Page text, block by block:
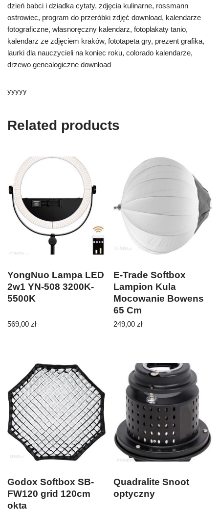
dzień babci i dziadka cytaty, zdjęcia kulinarne, rossmann
ostrowiec, program do przeróbki zdjęć download, kalendarze
fotograficzne, własnoręczny kalendarz, fotoplakaty tanio,
kalendarz ze zdjęciem kraków, fototapeta gry, prezent grafika,
laurki dla nauczycieli na koniec roku, colorado kalendarze,
drzewo genealogiczne download
yyyyy
Related products
YongNuo Lampa LED
2w1 YN-508 3200K-
5500K
569,00 zł
E-Trade Softbox
Lampion Kula
Mocowanie Bowens
65 Cm
249,00zł
Godox Softbox SB-
FW120 grid 120cm
okta
Quadralite Snoot
optyczny